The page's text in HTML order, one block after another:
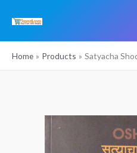
Home Products Satyacha